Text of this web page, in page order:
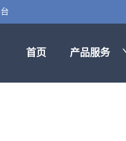
首页 产品服务